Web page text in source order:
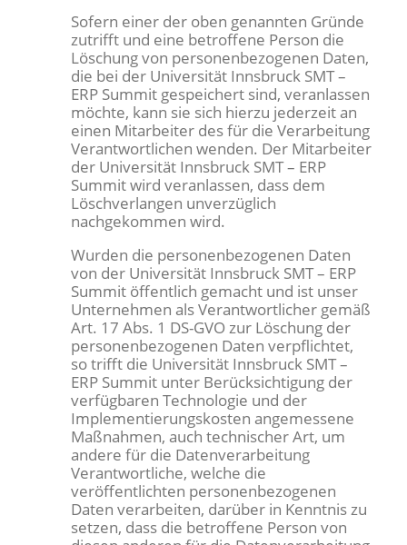
Sofern einer der oben genannten Gründe
zutrifft und eine betroffene Person die
Löschung von personenbezogenen Daten,
die bei der Universität Innsbruck SMT –
ERP Summit gespeichert sind, veranlassen
möchte, kann sie sich hierzu jederzeit an
einen Mitarbeiter des für die Verarbeitung
Verantwortlichen wenden. Der Mitarbeiter
der Universität Innsbruck SMT – ERP
Summit wird veranlassen, dass dem
Löschverlangen unverzüglich
nachgekommen wird.
Wurden die personenbezogenen Daten
von der Universität Innsbruck SMT – ERP
Summit öffentlich gemacht und ist unser
Unternehmen als Verantwortlicher gemäß
Art. 17 Abs. 1 DS-GVO zur Löschung der
personenbezogenen Daten verpflichtet,
so trifft die Universität Innsbruck SMT –
ERP Summit unter Berücksichtigung der
verfügbaren Technologie und der
Implementierungskosten angemessene
Maßnahmen, auch technischer Art, um
andere für die Datenverarbeitung
Verantwortliche, welche die
veröffentlichten personenbezogenen
Daten verarbeiten, darüber in Kenntnis zu
setzen, dass die betroffene Person von